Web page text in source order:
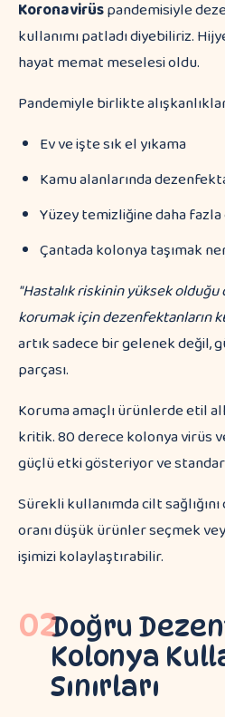
Koronavirüspandemisiyle
kullanımı patladı diyebiliriz.
hayat memat meselesi oldu.
Pandemiyle birlikte
Ev ve işte sık el yıkama
Kamu alanlarında
Yüzey temizliğine daha
Çantada kolonya taşımak
"Hastalık riskinin yüksek olduğu
korumak için dezenfektanların
artık sadece bir gelenek değil,
parçası.
Koruma amaçlı ürünlerde etil
kritik. 80 derece kolonya virüs
güçlü etki gösteriyor ve
Sürekli kullanımda cilt
oranı düşük ürünler seçmek
işimizi kolaylaştırabilir.
02Doğru
Kolonya
Sınırları